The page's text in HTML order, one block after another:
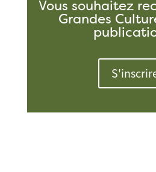
Vous souhaitez
Grandes